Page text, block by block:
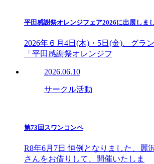
平田感謝祭オレンジフェア2026に出展し
2026年６月4日(木)・5日(金)、グラ
「平田感謝祭オレンジフ
2026.06.10
サークル活動
第73回スワンコンペ
R8年6月7日 恒例となりました、麗
さんをお借りして、開催いたしま